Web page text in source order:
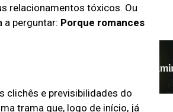
relacionamentos tóxicos. Ou
a perguntar: Porque romances
clichês e previsibilidades do
trama que, logo de início, já